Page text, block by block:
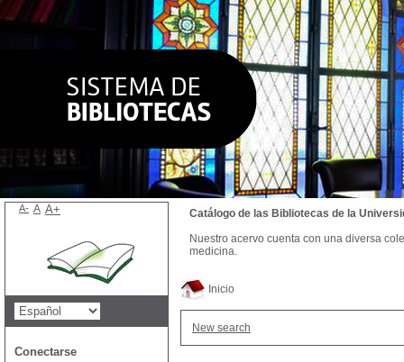
Inicio
New search
Catálogo de las Bibliotecas de la
Nuestro acervo cuenta con una diversa
medicina.
A- A A+
Conectarse